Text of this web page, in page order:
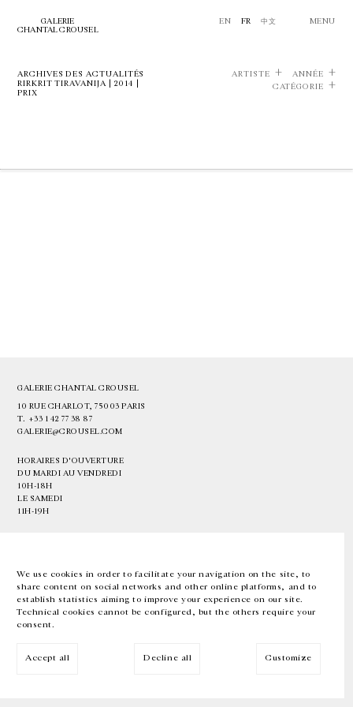
We use cookies in order to facilitate your navigation on the site, to
share content on social networks and other online platforms, and to
establish statistics aiming to improve your experience on our site.
Technical cookies cannot be configured, but the others require your
consent.
Accept all Decline all Customize
GALERIE
CHANTAL CROUSEL
EN FR 中文 MENU
ARCHIVES DES ACTUALITÉS
RIRKRIT TIRAVANIJA | 2014 |
PRIX
ARTISTE
ANNÉE
CATÉGORIE
GALERIE CHANTAL CROUSEL
10 RUE CHARLOT, 75003 PARIS
T. +33 1 42 77 38 87
GALERIE@CROUSEL.COM
HORAIRES D'OUVERTURE
DU MARDI AU VENDREDI
10H-18H
LE SAMEDI
11H-19H
EN FR 中文 Facebook Instagram
Inscrivez-vous à notre newsletter